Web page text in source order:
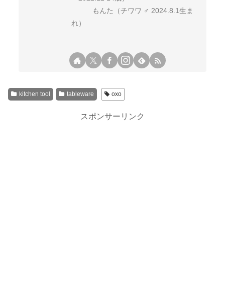
もんた（チワワ ♂ 2024.8.1生ま
れ）
kitchen tool tableware oxo
スポンサーリンク